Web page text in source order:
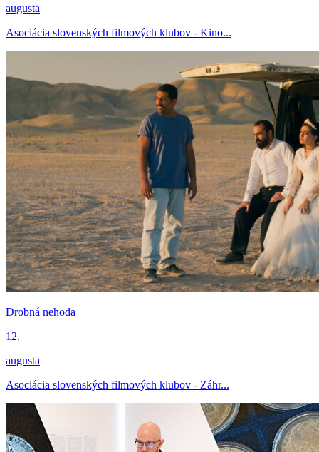
augusta
Asociácia slovenských filmových klubov - Kino...
Drobná nehoda
12.
augusta
Asociácia slovenských filmových klubov - Záhr...